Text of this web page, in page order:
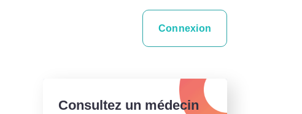
Connexion
Consultez un médecin